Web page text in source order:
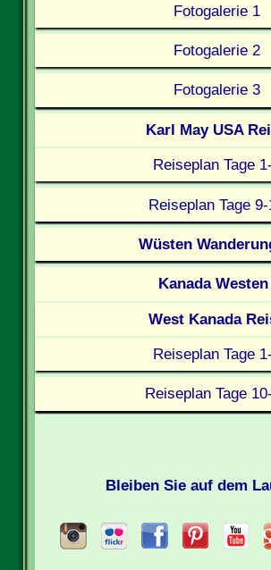
Fotogalerie 1
Fotogalerie 2
Fotogalerie 3
Karl May USA
Reiseplan Tage
Reiseplan Tage
Wüsten
Kanada Westen
West Kanada
Reiseplan Tage
Reiseplan Tage
Bleiben Sie auf dem